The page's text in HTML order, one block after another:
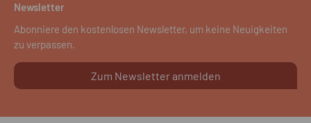
Newsletter
Abonniere den kostenlosen Newsletter, um keine Neuigkeiten
zu verpassen.
Zum Newsletter anmelden